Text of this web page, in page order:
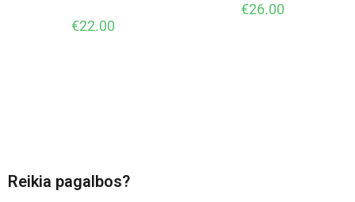
€22.00
€26.00
Reikia pagalbos?